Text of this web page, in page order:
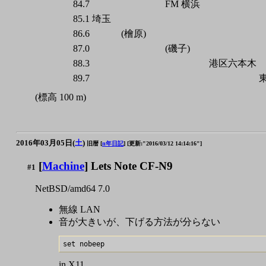
84.7
FM 横浜
85.1 埼玉
86.6
(檜原)
87.0
(磯子)
88.3
港区六本木
89.7
(標高 100 m)
2016年03月05日(土) 旧暦 [n年日記] [更新:"2016/03/12 14:14:16"]
#1 [Machine] Lets Note CF-N9
NetBSD/amd64 7.0
無線 LAN
音が大きいが、下げる方法が分らない